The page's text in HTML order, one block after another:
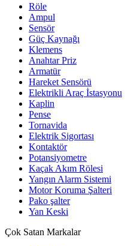
Röle
Ampul
Sensör
Güç Kaynağı
Klemens
Anahtar Priz
Armatür
Hareket Sensörü
Elektrikli Araç İstasyonu
Kaplin
Pense
Tornavida
Elektrik Sigortası
Kontaktör
Potansiyometre
Kaçak Akım Rölesi
Yangın Alarm Sistemi
Motor Koruma Şalteri
Pako şalter
Yan Keski
Çok Satan Markalar